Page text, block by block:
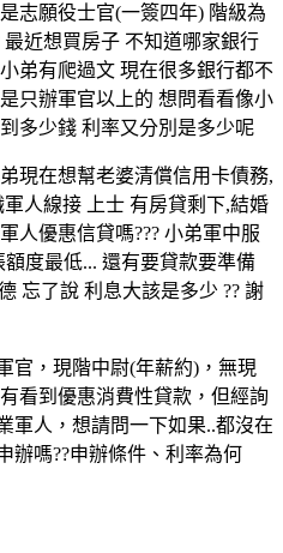
志願役士官(一簽四年) 階級為
近想買房子 不知道哪家銀行
弟有爬過文 現在很多銀行都不
只辦軍官以上的 想問看看像小
多少錢 利率又分別是多少呢
現在想幫老婆清償信用卡債務,
人線接 上士 有房貸剩下,結婚
人優惠信貸嗎??? 小弟軍中服
度最低... 還有要貸款要準備
忘了說 利息大該是多少 ?? 謝
官，現階中尉(年薪約)，無現
看到優惠消費性貸款，但經詢
軍人，想請問一下如果..都沒在
辦嗎??申辦條件、利率為何